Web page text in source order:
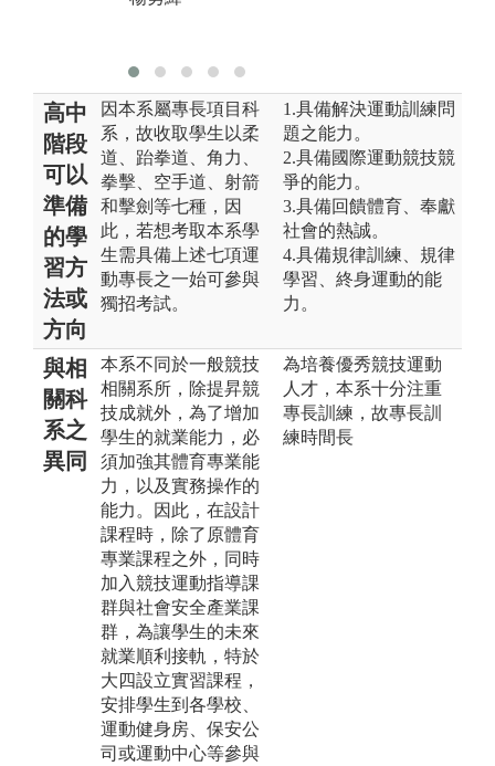
高中
階段
可以
準備
的學
習方
法或
方向
因本系屬專長項目科
系，故收取學生以柔
道、跆拳道、角力、
拳擊、空手道、射箭
和擊劍等七種，因
此，若想考取本系學
生需具備上述七項運
動專長之一始可參與
獨招考試。
1.具備解決運動訓練問
題之能力。
2.具備國際運動競技競
爭的能力。
3.具備回饋體育、奉獻
社會的熱誠。
4.具備規律訓練、規律
學習、終身運動的能
力。
與相
關科
系之
異同
本系不同於一般競技
相關系所，除提昇競
技成就外，為了增加
學生的就業能力，必
須加強其體育專業能
力，以及實務操作的
能力。因此，在設計
課程時，除了原體育
專業課程之外，同時
加入競技運動指導課
群與社會安全產業課
群，為讓學生的未來
就業順利接軌，特於
大四設立實習課程，
安排學生到各學校、
運動健身房、保安公
司或運動中心等參與
為培養優秀競技運動
人才，本系十分注重
專長訓練，故專長訓
練時間長